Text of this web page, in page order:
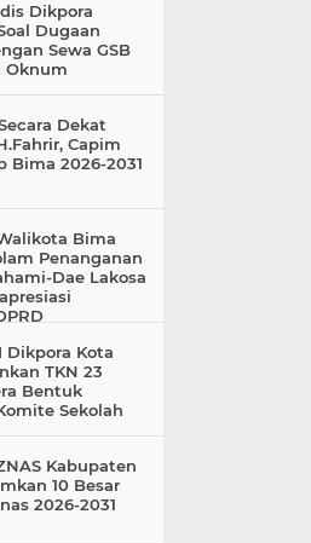
Dikpora
Dugaan
Sewa GSB
Oknum
Dekat
Capim
Bima 2026-2031
Bima
Penanganan
Dae Lakosa
Dikpora Kota
TKN 23
Bentuk
Sekolah
Kabupaten
10 Besar
2026-2031